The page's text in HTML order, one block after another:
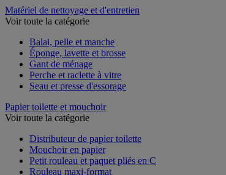
Matériel de nettoyage et d'entretien
Voir toute la catégorie
Balai, pelle et manche
Éponge, lavette et brosse
Gant de ménage
Perche et raclette à vitre
Seau et presse d'essorage
Papier toilette et mouchoir
Voir toute la catégorie
Distributeur de papier toilette
Mouchoir en papier
Petit rouleau et paquet pliés en C
Rouleau maxi-format